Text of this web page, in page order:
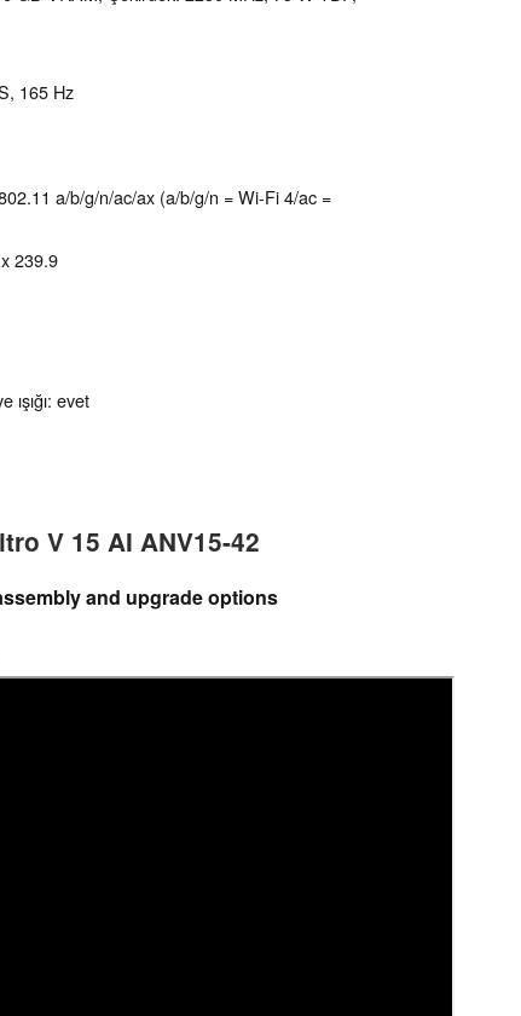
165 Hz
a/b/g/n/ac/ax (a/b/g/n = Wi-Fi 4/ac =
239.9
evet
V 15 AI ANV15-42
and upgrade options